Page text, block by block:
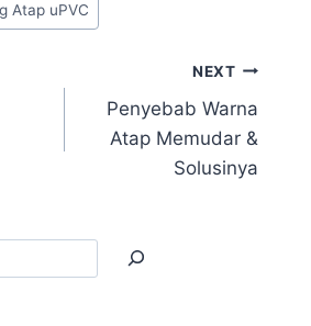
Atap uPVC
NEXT
Penyebab Warna
Atap Memudar &
Solusinya